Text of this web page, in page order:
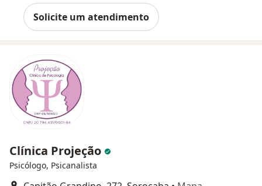
Solicite um atendimento
Clínica Projeção
Psicólogo, Psicanalista